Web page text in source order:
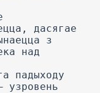
дасягае
з
над
падыходу
узровень